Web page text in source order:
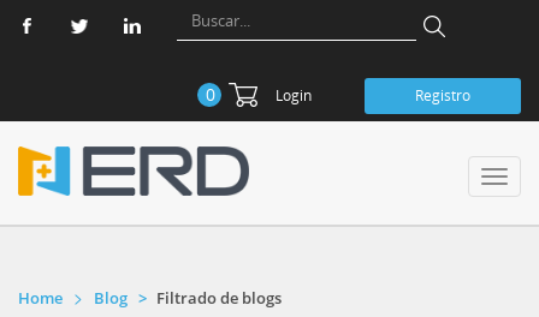
0 Login Registro
Home Blog Filtrado de blogs